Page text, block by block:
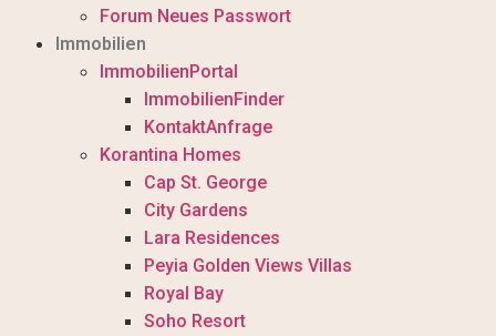
Forum Neues Passwort
Immobilien
ImmobilienPortal
ImmobilienFinder
KontaktAnfrage
Korantina Homes
Cap St. George
City Gardens
Lara Residences
Peyia Golden Views Villas
Royal Bay
Soho Resort